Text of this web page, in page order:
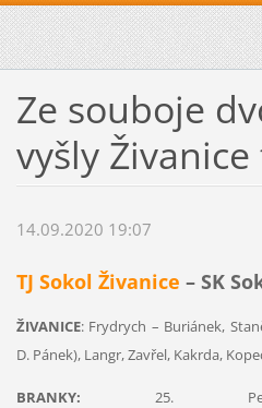
Ze souboje
vyšly
14.09.2020 19:07
TJ Sokol Živanice – SK
ŽIVANICE: Frydrych – Buriánek,
D. Pánek), Langr, Zavřel, Kakrda,
BRANKY: 25.